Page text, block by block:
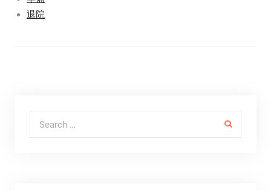
退院